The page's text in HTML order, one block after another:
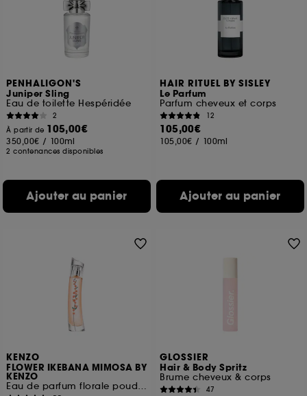
PENHALIGON'S
Juniper Sling
Eau de toilette Hespéridée
2
À partir de 105,00€
350,00€ / 100ml
2 contenances disponibles
Ajouter au panier
HAIR RITUEL BY SISLEY
Le Parfum
Parfum cheveux et corps
12
105,00€
105,00€ / 100ml
Ajouter au panier
KENZO
FLOWER IKEBANA MIMOSA BY
KENZO
Eau de parfum florale poudrée pour femme
GLOSSIER
Hair & Body Spritz
Brume cheveux & corps
47